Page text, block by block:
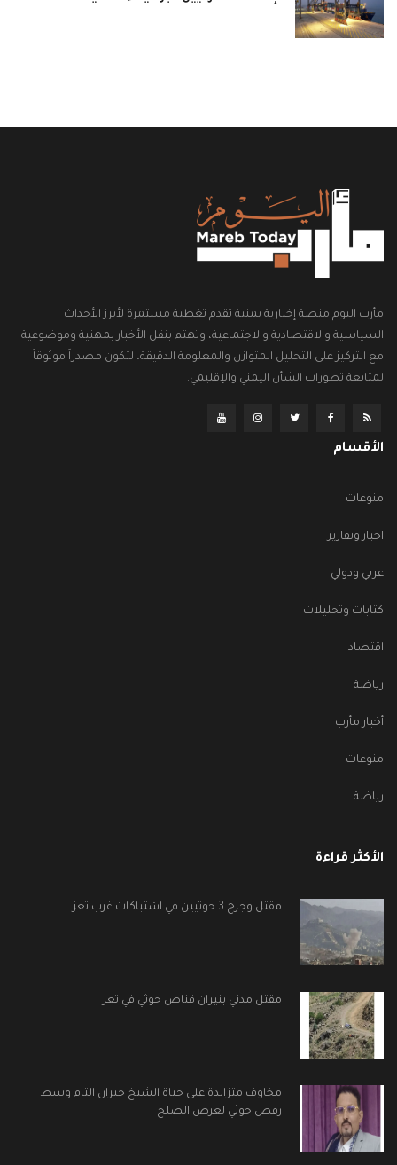
مأرب اليوم منصة إخبارية يمنية تقدم تغطية مستمرة لأبرز الأحداث
السياسية والاقتصادية والاجتماعية، وتهتم بنقل الأخبار بمهنية وموضوعية
مع التركيز على التحليل المتوازن والمعلومة الدقيقة، لتكون مصدراً موثوقاً
لمتابعة تطورات الشأن اليمني والإقليمي.
الأقسام
منوعات
اخبار وتقارير
عربي ودولي
كتابات وتحليلات
اقتصاد
رياضة
أخبار مأرب
منوعات
رياضة
الأكثر قراءة
مقتل وجرح 3 حوثيين في اشتباكات غرب تعز
مقتل مدني بنيران قناص حوثي في تعز
مخاوف متزايدة على حياة الشيخ جبران التام وسط
رفض حوثي لعرض الصلح